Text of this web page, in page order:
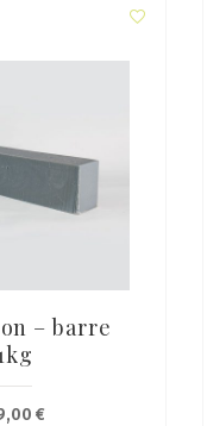
– barre
€